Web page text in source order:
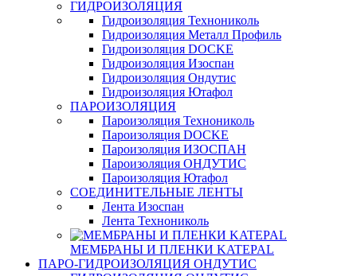
ГИДРОИЗОЛЯЦИЯ
Гидроизоляция Технониколь
Гидроизоляция Металл Профиль
Гидроизоляция DOCKE
Гидроизоляция Изоспан
Гидроизоляция Ондутис
Гидроизоляция Ютафол
ПАРОИЗОЛЯЦИЯ
Пароизоляция Технониколь
Пароизоляция DOCKE
Пароизоляция ИЗОСПАН
Пароизоляция ОНДУТИС
Пароизоляция Ютафол
СОЕДИНИТЕЛЬНЫЕ ЛЕНТЫ
Лента Изоспан
Лента Технониколь
МЕМБРАНЫ И ПЛЕНКИ KATEPAL
ПАРО-ГИДРОИЗОЛЯЦИЯ ОНДУТИС